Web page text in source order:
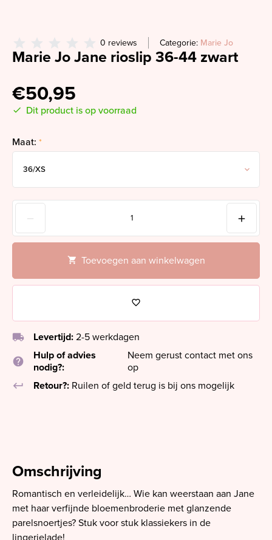
0 reviews Categorie: Marie Jo
Marie Jo Jane rioslip 36-44 zwart
€50,95
Dit product is op voorraad
Maat: *
Toevoegen aan winkelwagen
local_shipping Levertijd: 2-5 werkdagen
help
Hulp of advies
nodig?:
Neem gerust contact met ons
op
keyboard_return
Retour?: Ruilen of geld terug is bij ons mogelijk
Omschrijving
Romantisch en verleidelijk… Wie kan weerstaan aan Jane
met haar verfijnde bloemenbroderie met glanzende
parelsnoertjes? Stuk voor stuk klassiekers in de
lingerielade!